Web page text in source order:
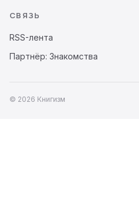
СВЯЗЬ
RSS-лента
Партнёр: Знакомства
© 2026 Книгизм